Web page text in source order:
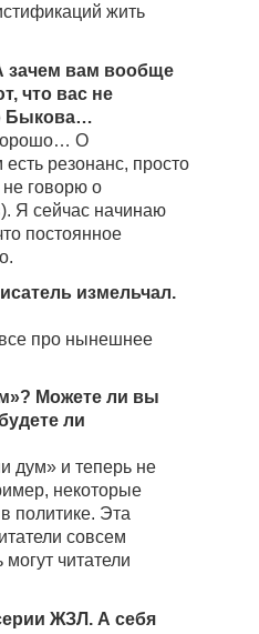
жить
зачем вам вообще
что вас не
Быкова…
О
резонанс, просто
говорю о
Я сейчас начинаю
постоянное
измельчал.
все про нынешнее
Можете ли вы
ли
дум» и теперь не
некоторые
политике. Эта
совсем
читатели
ЖЗЛ. А себя